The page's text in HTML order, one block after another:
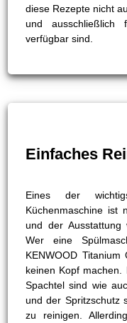
diese Rezepte nicht
und ausschließlich
verfügbar sind.
Einfaches
Eines der
Küchenmaschine ist
und der Ausstattung
Wer eine
KENWOOD
keinen Kopf machen.
Spachtel sind wie
und der Spritzschutz
zu reinigen.